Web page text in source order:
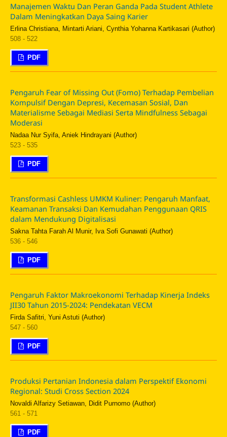
Manajemen Waktu Dan Peran Ganda Pada Student Athlete
Dalam Meningkatkan Daya Saing Karier
Erlina Christiana, Mintarti Ariani, Cynthia Yohanna Kartikasari (Author)
508 - 522
PDF
Pengaruh Fear of Missing Out (Fomo) Terhadap Pembelian
Kompulsif Dengan Depresi, Kecemasan Sosial, Dan
Materialisme Sebagai Mediasi Serta Mindfulness Sebagai
Moderasi
Nadaa Nur Syifa, Aniek Hindrayani (Author)
523 - 535
PDF
Transformasi Cashless UMKM Kuliner: Pengaruh Manfaat,
Keamanan Transaksi Dan Kemudahan Penggunaan QRIS
dalam Mendukung Digitalisasi
Sakna Tahta Farah Al Munir, Iva Sofi Gunawati (Author)
536 - 546
PDF
Pengaruh Faktor Makroekonomi Terhadap Kinerja Indeks
JII30 Tahun 2015-2024: Pendekatan VECM
Firda Safitri, Yuni Astuti (Author)
547 - 560
PDF
Produksi Pertanian Indonesia dalam Perspektif Ekonomi
Regional: Studi Cross Section 2024
Novaldi Alfarizy Setiawan, Didit Purnomo (Author)
561 - 571
PDF